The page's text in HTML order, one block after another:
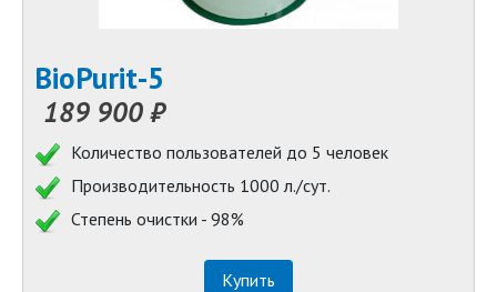
BioPurit-5
189 900 ₽
Количество пользователей до 5 человек
Производительность 1000 л./сут.
Степень очистки - 98%
Купить